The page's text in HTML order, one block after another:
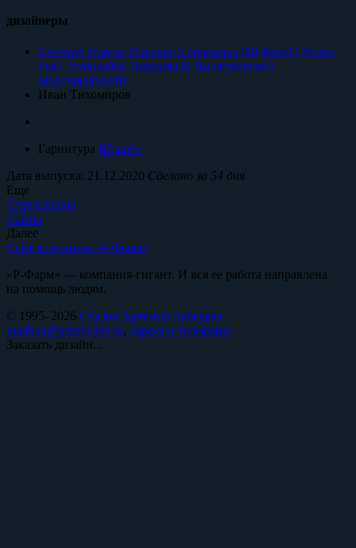
дизайнеры
Евгений Панов Участие в проектах160 Мозг11 Фото
дня2 Техдизайн6 Награды36 Выступления3
Мероприятия10
Иван Тихомиров
Гарнитура Шланге
Дата выпуска: 21.12.2020 Сделано за 54 дня
Еще
Страхование
Сайты
Далее
Сайт компании «Р-Фарм»
«Р-Фарм» — компания-гигант. И вся ее работа направлена
на помощь людям.
© 1995–2026 Студия Артемия Лебедева
mailbox@artlebedev.ru, адреса и телефоны
Заказать дизайн...